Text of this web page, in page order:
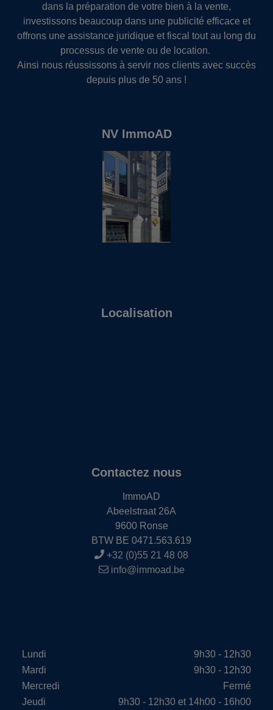
dans la préparation de votre bien à la vente,
investissons beaucoup dans une publicité efficace et
offrons une assistance juridique et fiscal tout au long du
processus de vente ou de location.
Ainsi nous réussissons à servir nos clients avec succès
depuis plus de 50 ans !
NV ImmoAD
Localisation
Contactez nous
ImmoAD
Abeelstraat 26A
9600 Ronse
BTW BE 0471.563.619
+32 (0)55 21 48 08
info@immoad.be
Lundi
9h30 - 12h30
Mardi
9h30 - 12h30
Mercredi
Fermé
Jeudi
9h30 - 12h30 et 14h00 - 16h00